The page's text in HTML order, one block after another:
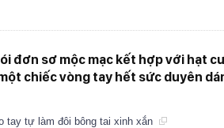
đơn sơ mộc mạc kết hợp với hạt
chiếc vòng tay hết sức duyên
tay tự làm đôi bông tai xinh xắn